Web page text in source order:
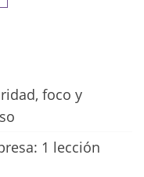
foco y
1 lección